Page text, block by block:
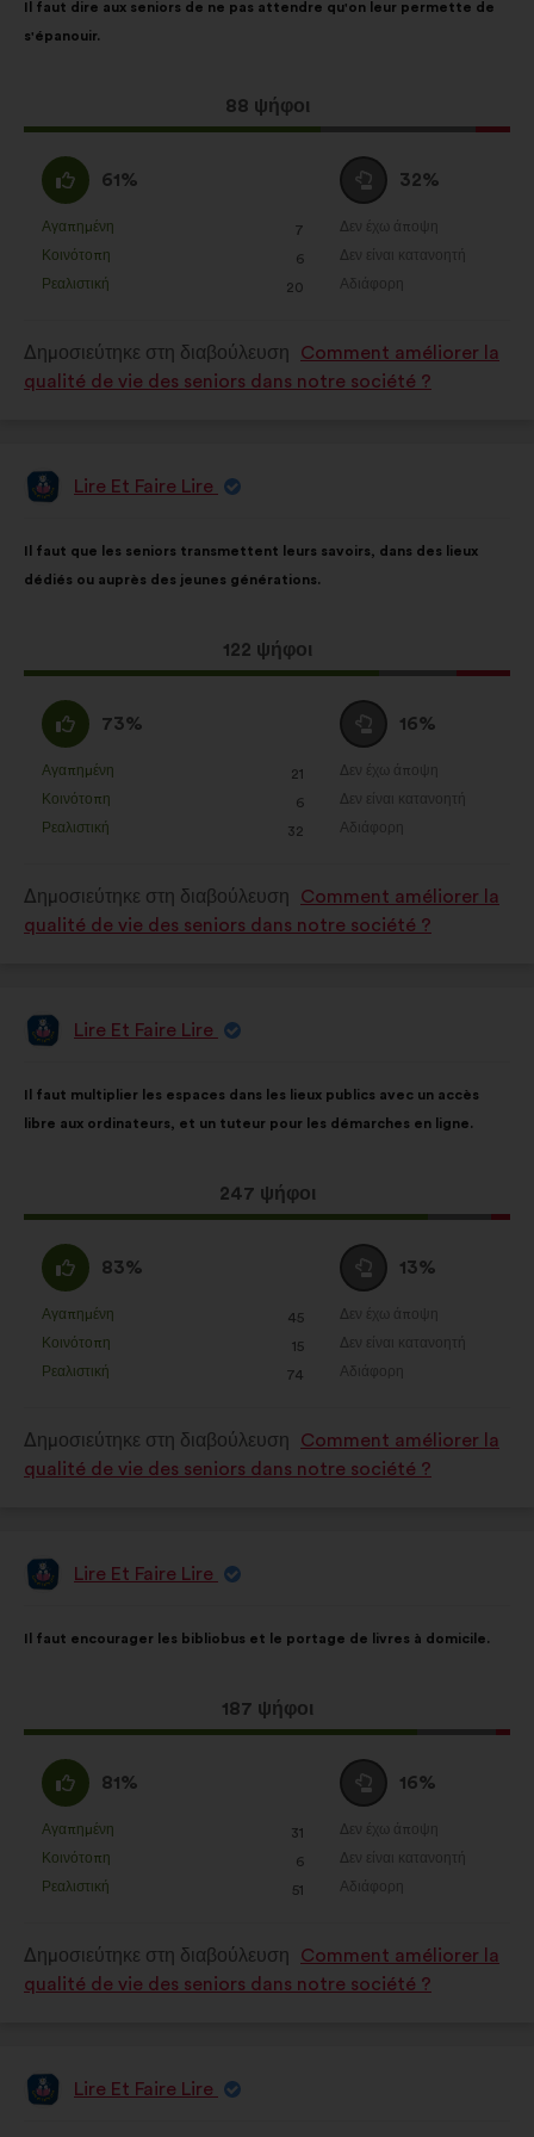
της
πρότασης:
Il faut dire aux seniors de ne pas attendre qu'on leur permette de
s'épanouir.
Η
πρόταση
88 ψήφοι
κατανομή:
Συμφωνώ
:
61%
ως
εξής:
Αγαπημένη
: 7
φορές
Κοινότοπη
: 6
φορές
Ρεαλιστική
: 20
φορές
Ουδέτερη
ψήφος
:
32%
ως
εξής:
Δεν έχω άποψη
:φορές
Δεν είναι κατανοητή
:φορές
Αδιάφορη
φορές
Δημοσιεύτηκε στη διαβούλευση
Comment améliorer la
qualité de vie des seniors dans notre société ?
ΠρότασηLire Et Faire Lire
της
πρότασης:
Il faut que les seniors transmettent leurs savoirs, dans des lieux
dédiés ou auprès des jeunes générations.
Η
πρόταση
122 ψήφοι
κατανομή:
Συμφωνώ
:
73%
ως
εξής:
Αγαπημένη
: 21
φορές
Κοινότοπη
: 6
φορές
Ρεαλιστική
: 32
φορές
Ουδέτερη
ψήφος
:
16%
ως
εξής:
Δεν έχω άποψη
:φορές
Δεν είναι κατανοητή
:φορές
Αδιάφορη
φορές
Δημοσιεύτηκε στη διαβούλευση
Comment améliorer la
qualité de vie des seniors dans notre société ?
ΠρότασηLire Et Faire Lire
της
πρότασης:
Il faut multiplier les espaces dans les lieux publics avec un accès
libre aux ordinateurs, et un tuteur pour les démarches en ligne.
Η
πρόταση
247 ψήφοι
κατανομή:
Συμφωνώ
:
83%
ως
εξής:
Αγαπημένη
: 45
φορές
Κοινότοπη
: 15
φορές
Ρεαλιστική
: 74
φορές
Ουδέτερη
ψήφος
:
13%
ως
εξής:
Δεν έχω άποψη
:φορές
Δεν είναι κατανοητή
:φορές
Αδιάφορη
φορές
Δημοσιεύτηκε στη διαβούλευση
Comment améliorer la
qualité de vie des seniors dans notre société ?
ΠρότασηLire Et Faire Lire
της
Il faut encourager les bibliobus et le portage de livres à domicile.
Η
πρόταση
187 ψήφοι
κατανομή:
Συμφωνώ
:
81%
ως
εξής:
Αγαπημένη
: 31
φορές
Κοινότοπη
: 6
φορές
Ρεαλιστική
: 51
φορές
Ουδέτερη
ψήφος
:
16%
ως
εξής:
Δεν έχω άποψη
:φορές
Δεν είναι κατανοητή
:φορές
Αδιάφορη
φορές
Δημοσιεύτηκε στη διαβούλευση
Comment améliorer la
qualité de vie des seniors dans notre société ?
ΠρότασηLire Et Faire Lire